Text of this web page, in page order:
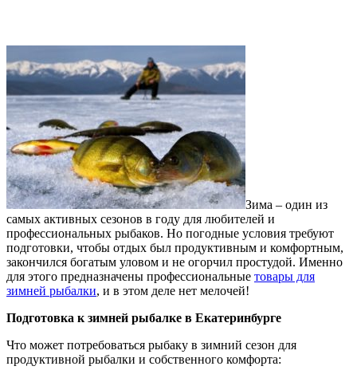
Зима – один из
самых активных сезонов в году для любителей и
профессиональных рыбаков. Но погодные условия требуют
подготовки, чтобы отдых был продуктивным и комфортным,
закончился богатым уловом и не огорчил простудой. Именно
для этого предназначены профессиональные товары для
зимней рыбалки, и в этом деле нет мелочей!
Подготовка к зимней рыбалке в Екатеринбурге
Что может потребоваться рыбаку в зимний сезон для
продуктивной рыбалки и собственного комфорта: